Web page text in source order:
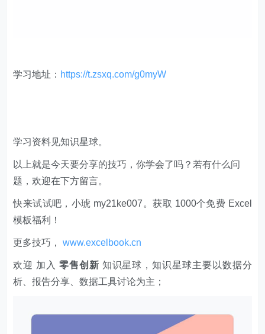
学习地址： https://t.zsxq.com/g0myW
学习资料见知识星球。
以上就是今天要分享的技巧，你学会了吗？若有什么问
题，欢迎在下方留言。
快来试试吧，小琥 my21ke007。获取 1000个免费 Excel
模板福利​​​​！
更多技巧，www.excelbook.cn
欢迎 加入 零售创新 知识星球，知识星球主要以数据分
析、报告分享、数据工具讨论为主；